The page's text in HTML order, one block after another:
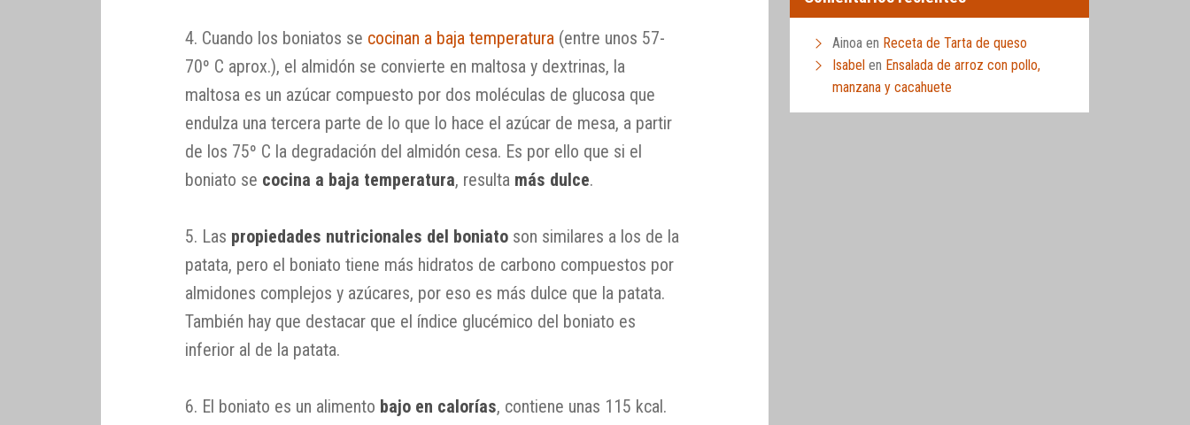
4. Cuando los boniatos se cocinan a baja temperatura (entre unos 57-
70º C aprox.), el almidón se convierte en maltosa y dextrinas, la
maltosa es un azúcar compuesto por dos moléculas de glucosa que
endulza una tercera parte de lo que lo hace el azúcar de mesa, a partir
de los 75º C la degradación del almidón cesa. Es por ello que si el
boniato se cocina a baja temperatura, resulta más dulce.
5. Las propiedades nutricionales del boniato son similares a los de la
patata, pero el boniato tiene más hidratos de carbono compuestos por
almidones complejos y azúcares, por eso es más dulce que la patata.
También hay que destacar que el índice glucémico del boniato es
inferior al de la patata.
6. El boniato es un alimento bajo en calorías, contiene unas 115 kcal.
Ainoa en Receta de Tarta de queso
Isabel en Ensalada de arroz con pollo,
manzana y cacahuete